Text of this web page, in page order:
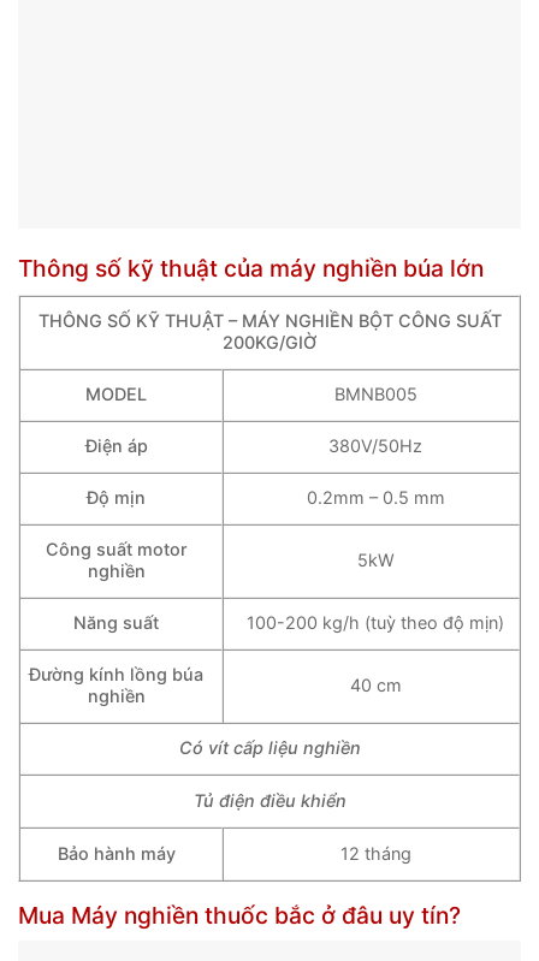
Thông số kỹ thuật của máy nghiền búa lớn
THÔNG SỐ KỸ THUẬT – MÁY NGHIỀN BỘT CÔNG SUẤT
200KG/GIỜ
MODEL BMNB005
Điện áp 380V/50Hz
Độ mịn 0.2mm – 0.5 mm
Công suất motor
nghiền
5kW
Năng suất 100-200 kg/h (tuỳ theo độ mịn)
Đường kính lồng búa
nghiền
40 cm
Có vít cấp liệu nghiền
Tủ điện điều khiển
Bảo hành máy 12 tháng
Mua Máy nghiền thuốc bắc ở đâu uy tín?